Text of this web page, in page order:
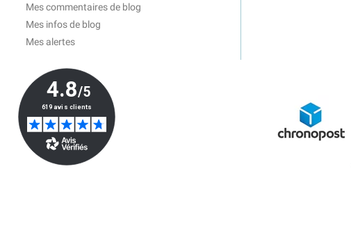
Mes commentaires de blog
Mes infos de blog
Mes alertes